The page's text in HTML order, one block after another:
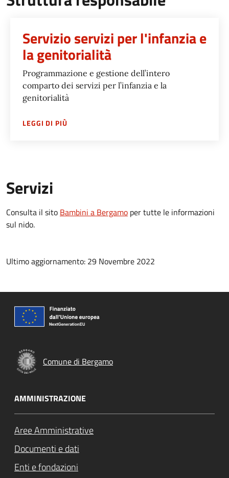
Servizio servizi per l'infanzia e
la genitorialità
Programmazione e gestione dell’intero
comparto dei servizi per l’infanzia e la
genitorialità
LEGGI DI PIÙSU
Servizi
Consulta il sito Bambini a Bergamo per tutte le informazioni
sul nido.
Ultimo aggiornamento: 29 Novembre 2022
Comune di Bergamo
AMMINISTRAZIONE
Aree Amministrative
Documenti e dati
Enti e fondazioni